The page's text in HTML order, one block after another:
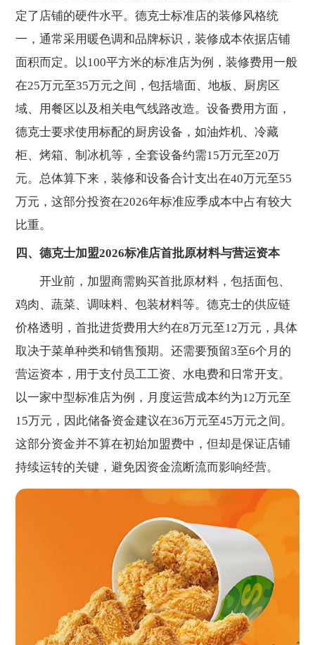
定了店铺的硬件水平。德克士标准店的装修风格统
一，通常采用暖色调和品牌标识，装修成本依据店铺
面积而定。以100平方米的标准店为例，装修费用一般
在25万元至35万元之间，包括墙面、地板、厨房区
域、用餐区以及相关电气线路改造。设备费用方面，
德克士要求使用标配的厨房设备，如油炸机、冷藏
柜、烤箱、制冰机等，全套设备约需15万元至20万
元。总体算下来，装修和设备合计支出在40万元至55
万元，这部分投资在2026年标准应季成本中占有较大
比重。
四、德克士加盟2026标准店首批原材料与营运资本
开业前，加盟商需购买首批原材料，包括面包、
鸡肉、蔬菜、调味料、包装材料等。德克士的供应链
价格透明，首批进货费用大约在8万元至12万元，具体
取决于菜单种类和销售预期。还需要预留3至6个月的
营运资本，用于支付员工工资、水电费和日常开支。
以一家中型标准店为例，月度运营成本约为12万元至
15万元，因此储备资金建议在36万元至45万元之间。
这部分资金并不算在初始加盟费中，但却是保证店铺
持续运转的关键，避免因资金流断流而影响经营。